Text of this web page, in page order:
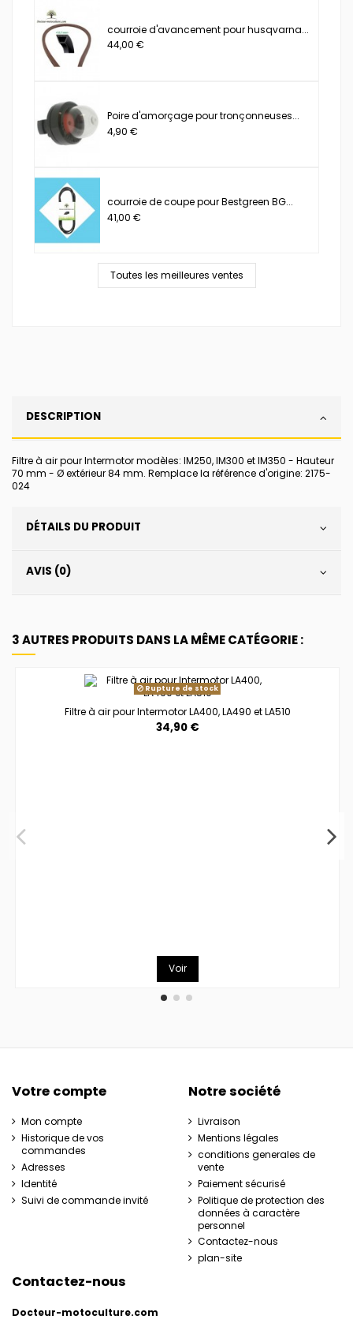
courroie d'avancement pour husqvarna...
44,00 €
Poire d'amorçage pour tronçonneuses...
4,90 €
courroie de coupe pour Bestgreen BG...
41,00 €
Toutes les meilleures ventes
DESCRIPTION
Filtre à air pour Intermotor modèles: IM250, IM300 et IM350 - Hauteur
70 mm - Ø extérieur 84 mm. Remplace la référence d'origine: 2175-
024
DÉTAILS DU PRODUIT
AVIS (0)
3 AUTRES PRODUITS DANS LA MÊME CATÉGORIE :
Rupture de stock
Filtre à air pour Intermotor LA400, LA490 et LA510
34,90 €
Voir
Votre compte
Mon compte
Historique de vos
commandes
Adresses
Identité
Suivi de commande invité
Notre société
Livraison
Mentions légales
conditions generales de
vente
Paiement sécurisé
Politique de protection des
données à caractère
personnel
Contactez-nous
plan-site
Contactez-nous
Docteur-motoculture.com